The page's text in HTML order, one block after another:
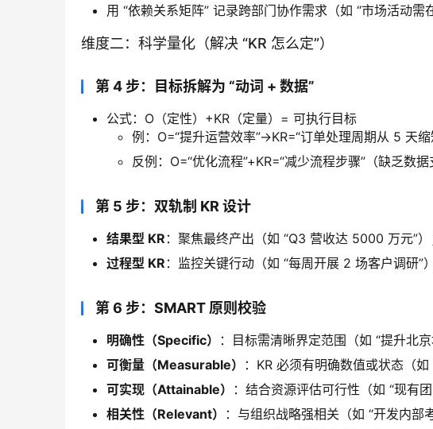
用 “依赖关系矩阵” 记录跨部门协作需求（如 “市场活动需
维度二：科学量化（解决 “KR 怎么定”）
第 4 步：目标拆解为 “动词 + 数据”
公式：O（定性）+KR（定量）= 可执行目标
例：O=“提升运营效率”→KR=“订单处理周期从 5 天
反例：O=“优化流程”+KR=“减少流程步骤”（缺乏数据
第 5 步：双轨制 KR 设计
结果型 KR ：聚焦最终产出（如 “Q3 营收达 5000 万元”）
过程型 KR ：监控关键行动（如 “每周开展 2 场客户调研”）
第 6 步：SMART 原则校验
明确性（Specific）
：目标需清晰界定范围（如 “提升北
可衡量（Measurable）
：KR 必须有明确数值或状态（如
可实现（Attainable）
：结合资源评估可行性（如 “现有
相关性（Relevant）
：与组织战略强相关（如 “开发内部